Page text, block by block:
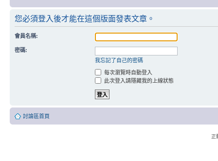
您必須登入後才能在這個版面發表文章。
會員名稱:
密碼:
我忘記了自己的密碼
每次瀏覽時自動登入
此次登入請隱藏我的上線狀態
討論區首頁
正